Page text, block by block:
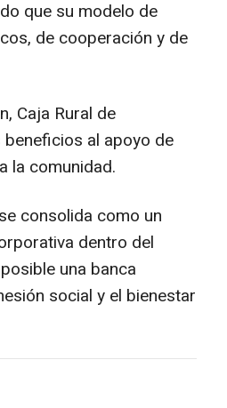
que su modelo de
de cooperación y de
Caja Rural de
al apoyo de
la comunidad.
consolida como un
dentro del
una banca
social y el bienestar